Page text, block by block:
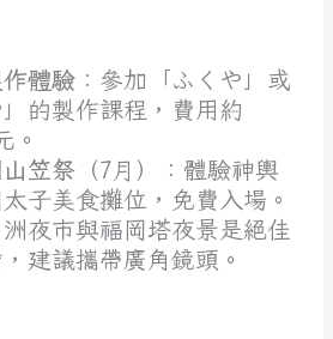
體驗 ：參加「ふくや」或
」的製作課程，費用約
。
笠祭 （7月）：體驗神輿
子美食攤位，免費入場。
洲夜市與福岡塔夜景是絕佳
建議攜帶廣角鏡頭。